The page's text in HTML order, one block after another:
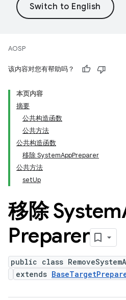
AOSP
该内容对您有帮助吗？
本页内容
摘要
公共构造函数
公共方法
公共构造函数
移除 SystemAppPreparer
公共方法
setUp
移除 System
Preparer
public class
extends